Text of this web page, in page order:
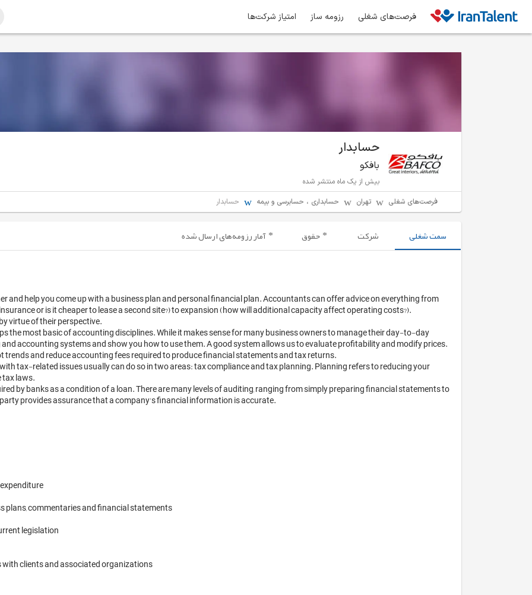
فرصت‌های شغلی رزومه ساز امتیاز شرکت‌ها
حسابدار
بافکو
بیش از یک ماه منتشر شده
فرصت‌های شغلی تهران حسابداری ، حسابرسی و بیمه حسابدار
سمت شغلی شرکت حقوق آمار رزومه‌های ارسال شده
or is it cheaper to lease a second site?) to expansion (how will additional capacity affect operating costs?).
virtue of their perspective.
the most basic of accounting disciplines. While it makes sense for many business owners to manage their day-to-day
accounting systems and show you how to use them. A good system allows us to evaluate profitability and modify prices.
trends and reduce accounting fees required to produce financial statements and tax returns.
tax-related issues usually can do so in two areas: tax compliance and tax planning. Planning refers to reducing your
laws.
by banks as a condition of a loan. There are many levels of auditing, ranging from simply preparing financial statements to
plans, commentaries and financial statements
legislation
clients and associated organizations